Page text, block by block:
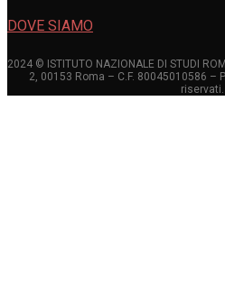
DOVE SIAMO
2024 © ISTITUTO NAZIONALE DI STUDI
2, 00153 Roma – C.F. 80045010586 –
riservati.